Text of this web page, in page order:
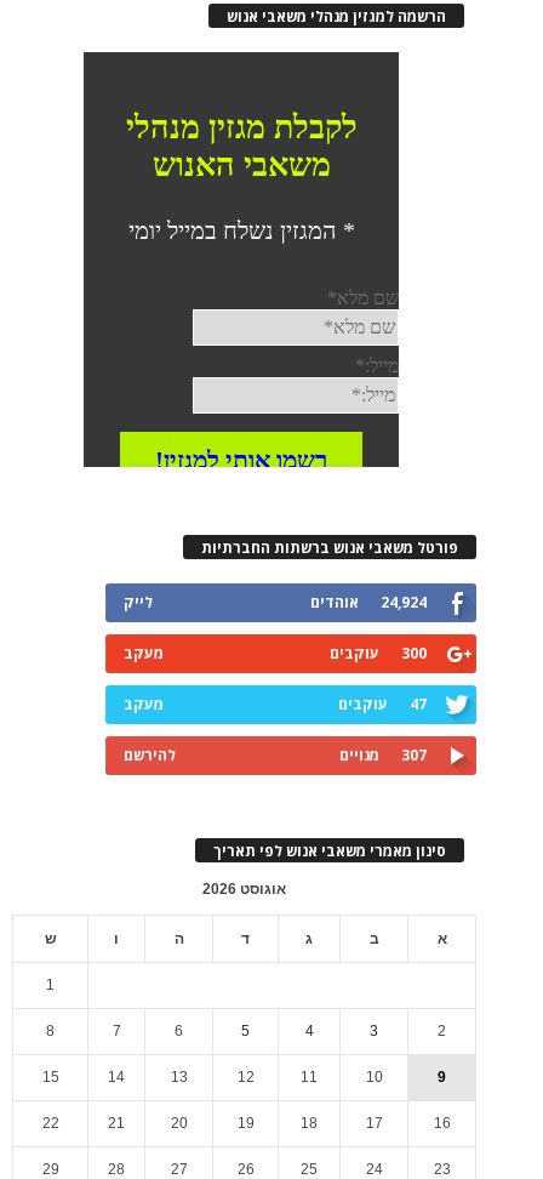
הרשמה למגזין מנהלי משאבי אנוש
פורטל משאבי אנוש ברשתות החברתיות
24,924 אוהדים לייק
300 עוקבים מעקב
47 עוקבים מעקב
307 מנויים להירשם
סינון מאמרי משאבי אנוש לפי תאריך
אוגוסט 2026
א ב ג ד ה ו ש
1
2
3
4
5
6
7
8
9
10
11
12
13
14
15
16
17
18
19
20
21
22
23
24
25
26
27
28
29